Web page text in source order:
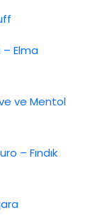
Elma
ve Mentol
– Fındık